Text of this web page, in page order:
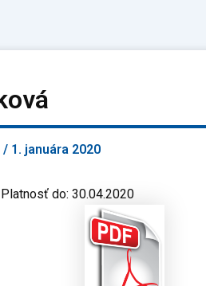
/ 1. januára 2020
do: 30.04.2020